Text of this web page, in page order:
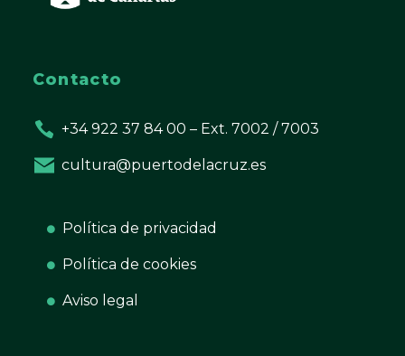
Contacto
+34 922 37 84 00 – Ext. 7002 / 7003
cultura@puertodelacruz.es
Política de privacidad
Política de cookies
Aviso legal